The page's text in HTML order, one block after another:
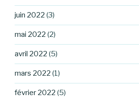
juin 2022 (3)
mai 2022 (2)
avril 2022 (5)
mars 2022 (1)
février 2022 (5)